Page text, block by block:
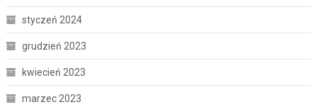
styczeń 2024
grudzień 2023
kwiecień 2023
marzec 2023